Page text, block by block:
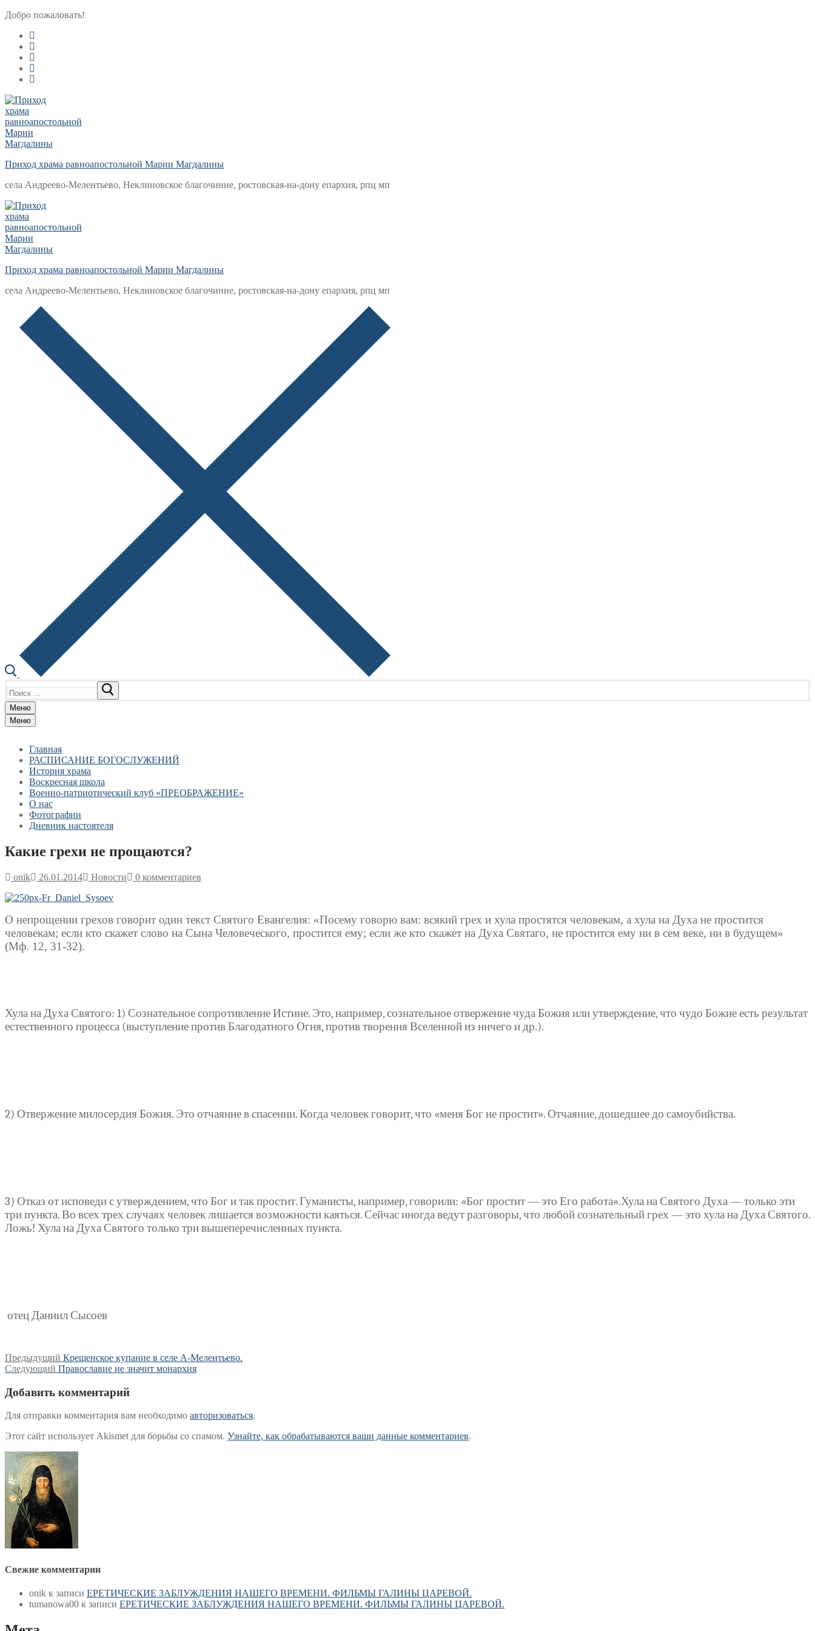
Перейти
содержимому
Меню
Закрыть
Добро пожаловать!
Приход храма равноапостольной Марии Магдалины
села Андреево-Мелентьево, Неклиновское благочиние, ростовская-на-дону епархия, рпц мп
Приход храма равноапостольной Марии Магдалины
села Андреево-Мелентьево, Неклиновское благочиние, ростовская-на-дону епархия, рпц мп
Меню
Меню
Главная
РАСПИСАНИЕ БОГОСЛУЖЕНИЙ
История храма
Воскресная школа
Военно-патриотический клуб «ПРЕОБРАЖЕНИЕ»
О нас
Фотографии
Дневник настоятеля
Какие грехи не прощаются?
onik 26.01.2014 Новости 0 комментариев
О непрощении грехов говорит один текст Святого Евангелия: «Посему говорю вам: всякий грех и хула простятся человекам, а хула на Духа не простится
человекам; если кто скажет слово на Сына Человеческого, простится ему; если же кто скажет на Духа Святаго, не простится ему ни в сем веке, ни в будущем»
(Мф. 12, 31-32).
Хула на Духа Святого: 1) Сознательное сопротивление Истине. Это, например, сознательное отвержение чуда Божия или утверждение, что чудо Божие есть результат
естественного процесса (выступление против Благодатного Огня, против творения Вселенной из ничего и др.).
2) Отвержение милосердия Божия. Это отчаяние в спасении. Когда человек говорит, что «меня Бог не простит». Отчаяние, дошедшее до самоубийства.
3) Отказ от исповеди с утверждением, что Бог и так простит. Гуманисты, например, говорили: «Бог простит — это Его работа».Хула на Святого Духа — только эти
три пункта. Во всех трех случаях человек лишается возможности каяться. Сейчас иногда ведут разговоры, что любой сознательный грех — это хула на Духа Святого.
Ложь! Хула на Духа Святого только три вышеперечисленных пункта.
отец Даниил Сысоев
Навигация
по
записям
Предыдущий Предыдущая
запись:
Крещенское купание в селе А-Мелентьево.
Следующий Следующая
Православие не значит монархия
Добавить комментарий
Для отправки комментария вам необходимо авторизоваться.
Этот сайт использует Akismet для борьбы со спамом. Узнайте, как обрабатываются ваши данные комментариев.
Свежие комментарии
onik к записи ЕРЕТИЧЕСКИЕ ЗАБЛУЖДЕНИЯ НАШЕГО ВРЕМЕНИ. ФИЛЬМЫ ГАЛИНЫ ЦАРЕВОЙ.
tumanowa00 к записи ЕРЕТИЧЕСКИЕ ЗАБЛУЖДЕНИЯ НАШЕГО ВРЕМЕНИ. ФИЛЬМЫ ГАЛИНЫ ЦАРЕВОЙ.